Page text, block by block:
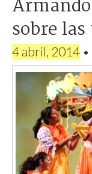
sobre
4 abril, 2014 •